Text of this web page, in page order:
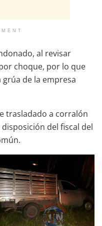
al revisar
choque, por lo que
de la empresa
trasladado a corralón
del fiscal del